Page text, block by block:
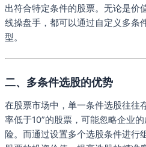
出符合特定条件的股票。无论是价
线操盘手，都可以通过自定义多条
型。
二、多条件选股的优势
在股票市场中，单一条件选股往往
率低于10”的股票，可能忽略企业
险。而通过设置多个选股条件进行